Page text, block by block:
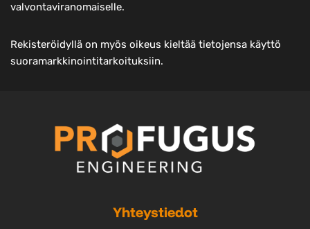
valvontaviranomaiselle.
Rekisteröidyllä on myös oikeus kieltää tietojensa käyttö
suoramarkkinointitarkoituksiin.
Yhteystiedot